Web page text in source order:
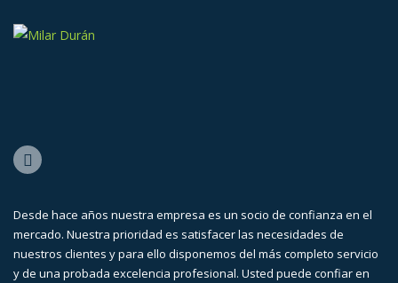
Desde hace años nuestra empresa es un socio de confianza en el
mercado. Nuestra prioridad es satisfacer las necesidades de
nuestros clientes y para ello disponemos del más completo servicio
y de una probada excelencia profesional. Usted puede confiar en